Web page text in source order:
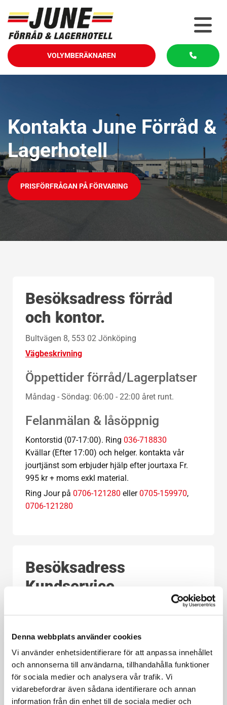
Denna webbplats använder cookies
Vi använder enhetsidentifierare för att anpassa innehållet
och annonserna till användarna, tillhandahålla funktioner
för sociala medier och analysera vår trafik. Vi
vidarebefordrar även sådana identifierare och annan
information från din enhet till de sociala medier och
VOLYMBERÄKNAREN
Kontakta June Förråd &
Lagerhotell
PRISFÖRFRÅGAN PÅ FÖRVARING
Besöksadress förråd
och kontor.
Bultvägen 8, 553 02 Jönköping
Vägbeskrivning
Öppettider förråd/Lagerplatser
Måndag - Söndag: 06:00 - 22:00 året runt.
Felanmälan & låsöppnig
Kontorstid (07-17:00). Ring 036-718830
Kvällar (Efter 17:00) och helger. kontakta vår
jourtjänst som erbjuder hjälp efter jourtaxa Fr.
995 kr + moms exkl material.
Ring Jour på 0706-121280 eller0705-159970,
0706-121280
Besöksadress
Kundservice.
Vägbeskrivning
Öppettider kundservice
Öppettider kundservice
Måndag - Fredag: 07:00 - 17:00